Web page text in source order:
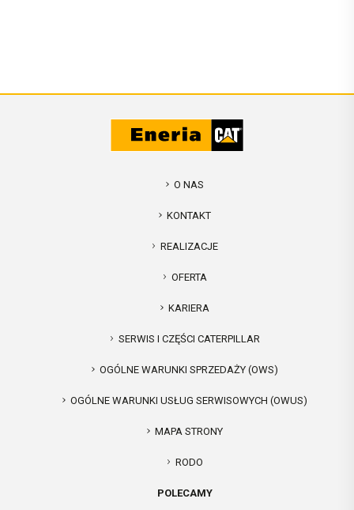
O NAS
KONTAKT
REALIZACJE
OFERTA
KARIERA
SERWIS I CZĘŚCI CATERPILLAR
OGÓLNE WARUNKI SPRZEDAŻY (OWS)
OGÓLNE WARUNKI USŁUG SERWISOWYCH (OWUS)
MAPA STRONY
RODO
POLECAMY